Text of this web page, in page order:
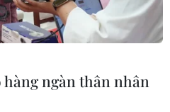
ngàn thân nhân